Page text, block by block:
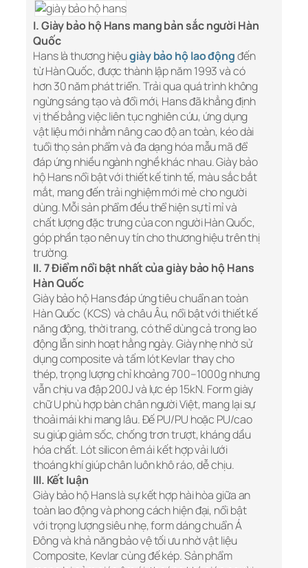
I. Giày bảo hộ Hans mang bản sắc người Hàn
Quốc
Hans là thương hiệugiày bảo hộ lao độngđến
từ Hàn Quốc, được thành lập năm 1993 và có
hơn 30 năm phát triển. Trải qua quá trình không
ngừng sáng tạo và đổi mới, Hans đã khẳng định
vị thế bằng việc liên tục nghiên cứu, ứng dụng
vật liệu mới nhằm nâng cao độ an toàn, kéo dài
tuổi thọ sản phẩm và đa dạng hóa mẫu mã để
đáp ứng nhiều ngành nghề khác nhau. Giày bảo
hộ Hans nổi bật với thiết kế tinh tế, màu sắc bắt
mắt, mang đến trải nghiệm mới mẻ cho người
dùng. Mỗi sản phẩm đều thể hiện sự tỉ mỉ và
chất lượng đặc trưng của con người Hàn Quốc,
góp phần tạo nên uy tín cho thương hiệu trên thị
trường.
II. 7 Điểm nổi bật nhất của giày bảo hộ Hans
Hàn Quốc
Giày bảo hộ Hans đáp ứng tiêu chuẩn an toàn
Hàn Quốc (KCS) và châu Âu, nổi bật với thiết kế
năng động, thời trang, có thể dùng cả trong lao
động lẫn sinh hoạt hằng ngày. Giày nhẹ nhờ sử
dụng composite và tấm lót Kevlar thay cho
thép, trọng lượng chỉ khoảng 700–1000g nhưng
vẫn chịu va đập 200J và lực ép 15kN. Form giày
chữ U phù hợp bàn chân người Việt, mang lại sự
thoải mái khi mang lâu. Đế PU/PU hoặc PU/cao
su giúp giảm sốc, chống trơn trượt, kháng dầu
hóa chất. Lót silicon êm ái kết hợp vải lưới
thoáng khí giúp chân luôn khô ráo, dễ chịu.
III. Kết luận
Giày bảo hộ Hans là sự kết hợp hài hòa giữa an
toàn lao động và phong cách hiện đại, nổi bật
với trọng lượng siêu nhẹ, form dáng chuẩn Á
Đông và khả năng bảo vệ tối ưu nhờ vật liệu
Composite, Kevlar cùng đế kép. Sản phẩm